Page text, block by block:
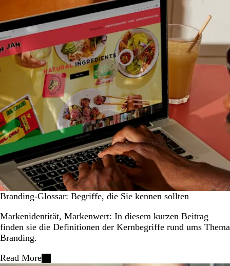
Branding-Glossar: Begriffe, die Sie kennen sollten
Markenidentität, Markenwert: In diesem kurzen Beitrag
finden sie die Definitionen der Kernbegriffe rund ums Thema
Branding.
Read More